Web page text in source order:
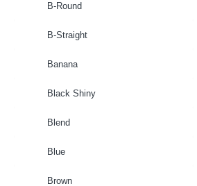
B-Round
B-Straight
Banana
Black Shiny
Blend
Blue
Brown